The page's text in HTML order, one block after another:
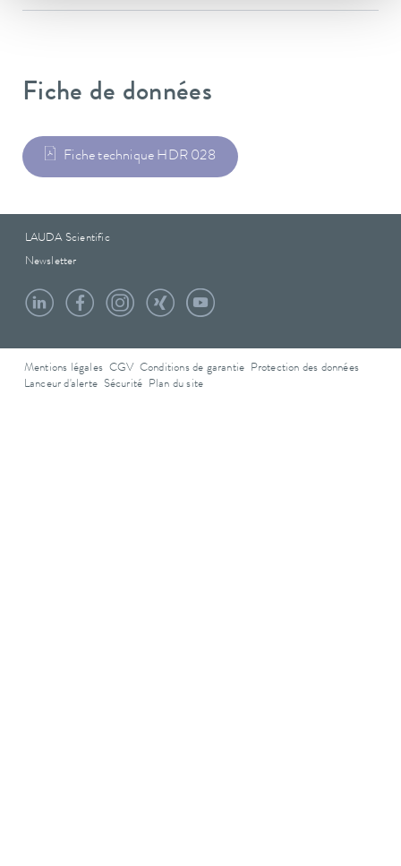
Fiche de données
Fiche technique HDR 028
LAUDA Scientific
Newsletter
Mentions légales CGV Conditions de garantie
Protection des données
Lanceur d'alerte Sécurité Plan du site